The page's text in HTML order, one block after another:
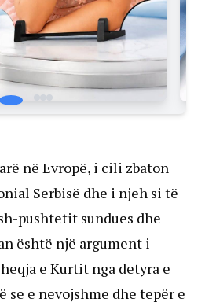
në Evropë, i cili zbaton
Serbisë dhe i njeh si të
pushtetit sundues dhe
është një argument i
e Kurtit nga detyra e
e nevojshme dhe tepër e